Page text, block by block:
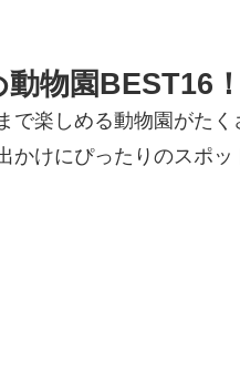
物園BEST16
で楽しめる動物園がた
かけにぴったりのスポ